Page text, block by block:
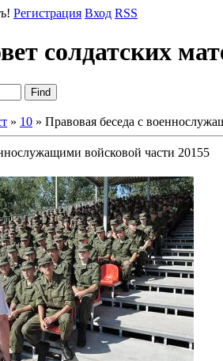
Регистрация Вход RSS
солдатских
» 10 » Правовая беседа с
войсковой части 20155